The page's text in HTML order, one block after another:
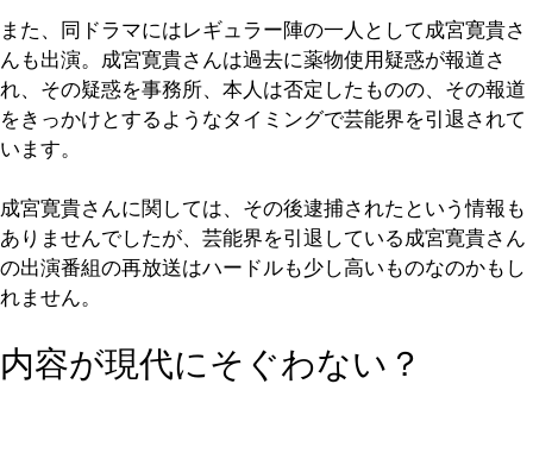
また、同ドラマにはレギュラー陣の一人として成宮寛貴さ
んも出演。成宮寛貴さんは過去に薬物使用疑惑が報道さ
れ、その疑惑を事務所、本人は否定したものの、その報道
をきっかけとするようなタイミングで芸能界を引退されて
います。
成宮寛貴さんに関しては、その後逮捕されたという情報も
ありませんでしたが、芸能界を引退している成宮寛貴さん
の出演番組の再放送はハードルも少し高いものなのかもし
れません。
内容が現代にそぐわない？